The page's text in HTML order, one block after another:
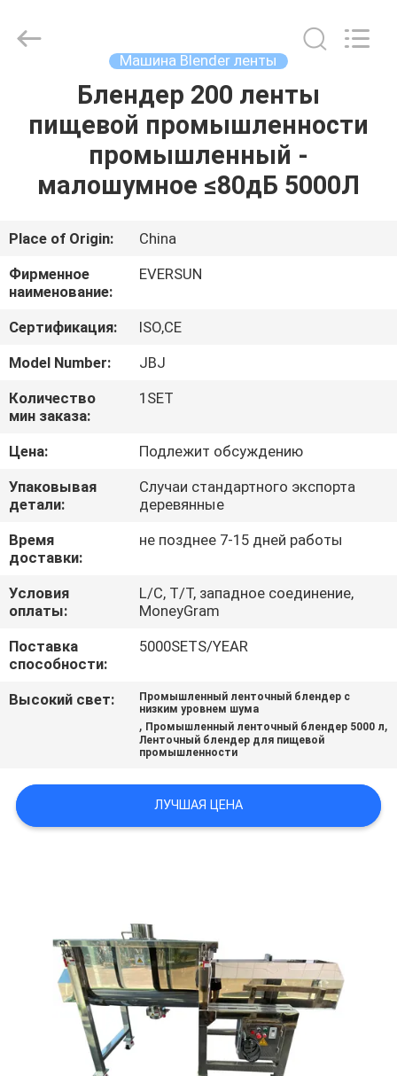
ПРОДУКТЫ
ШОУ
О
НАС
ПУТЕШЕСТВИЕ
ФАБРИКИ
ПРОВЕРКА
КАЧЕСТВА
СВЯЖИТЕСЬ
МЫ
СПРОСИТЕ
ЦИТАТУ
ПОЛИТИКА
Машина Blender ленты
Блендер 200 ленты
пищевой промышленности
промышленный -
малошумное ≤80дБ 5000Л
Place of Origin:
China
Фирменное
наименование:
EVERSUN
Сертификация:
ISO,CE
Model Number:
JBJ
Количество
мин заказа:
1SET
Цена:
Подлежит обсуждению
Упаковывая
детали:
Случаи стандартного экспорта
деревянные
Время
доставки:
не позднее 7-15 дней работы
Условия
оплаты:
L/C, T/T, западное соединение,
MoneyGram
Поставка
способности:
5000SETS/YEAR
Высокий свет:
Промышленный ленточный блендер с
низким уровнем шума
, Промышленный ленточный блендер 5000 л,
Ленточный блендер для пищевой
промышленности
ЛУЧШАЯ ЦЕНА